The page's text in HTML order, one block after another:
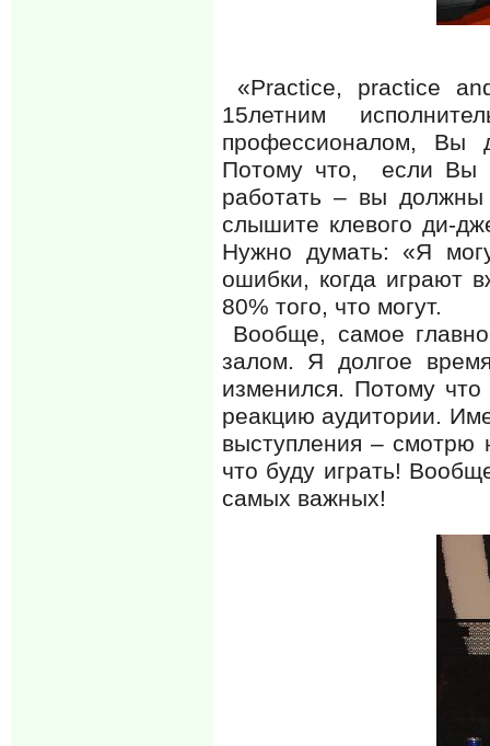
«Practice, practice
15летним
профессионалом, Вы
Потому что, если Вы
работать – вы
слышите клевого ди-
Нужно думать: «Я
ошибки, когда играют
80% того, что могут.
Вообще, самое
залом. Я долгое
изменился. Потому
реакцию аудитории.
выступления –
что буду играть!
самых важных!